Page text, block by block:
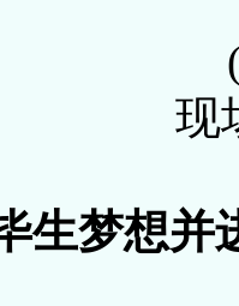
现
生梦想并